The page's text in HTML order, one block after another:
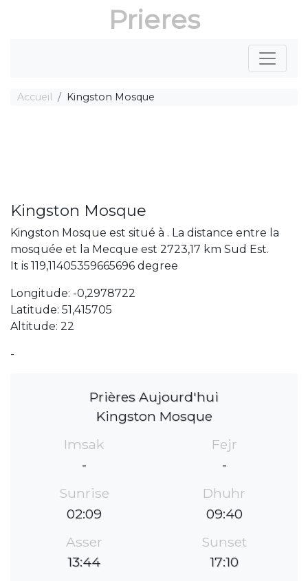
Prieres
Accueil Kingston Mosque
Kingston Mosque
Kingston Mosque est situé à . La distance entre la
mosquée et la Mecque est 2723,17 km Sud Est.
It is 119,11405359665696 degree
Longitude: -0,2978722
Latitude: 51,415705
Altitude: 22
-
Prières Aujourd'hui
Kingston Mosque
Imsak
-
Fejr
-
Sunrise
02:09
Dhuhr
09:40
Asser
13:44
Sunset
17:10